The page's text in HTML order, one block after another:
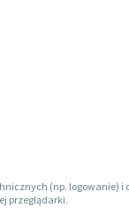
(np.
przeglądarki.